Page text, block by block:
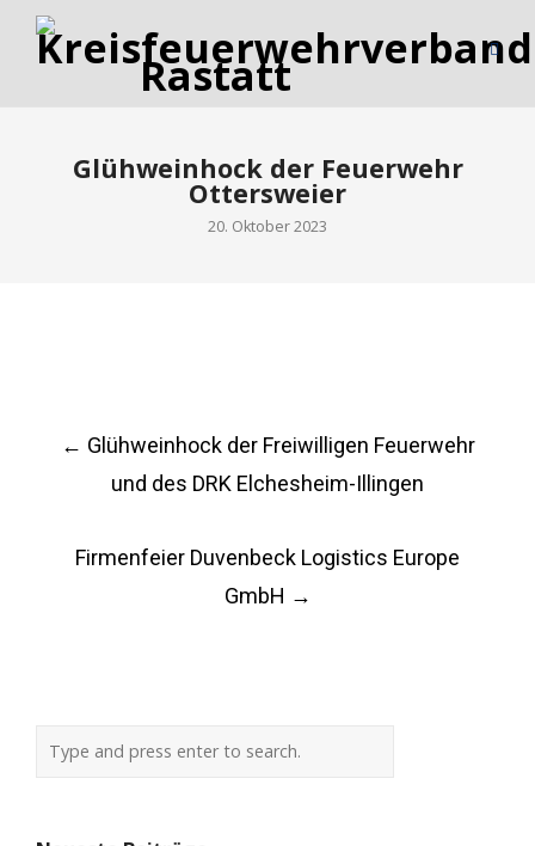
Glühweinhock der Feuerwehr
Ottersweier
20. Oktober 2023
Post
navigation
← Glühweinhock der Freiwilligen Feuerwehr
und des DRK Elchesheim-Illingen
Firmenfeier Duvenbeck Logistics Europe
GmbH →